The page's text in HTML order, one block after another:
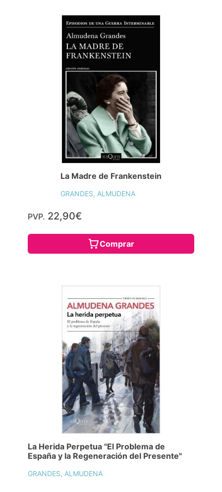
La Madre de Frankenstein
GRANDES, ALMUDENA
PVP. 22,90€
Comprar
La Herida Perpetua "El Problema de
España y la Regeneración del Presente"
GRANDES, ALMUDENA